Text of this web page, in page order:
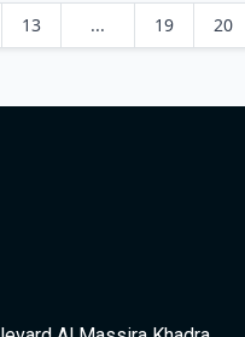
13 ... 19 20